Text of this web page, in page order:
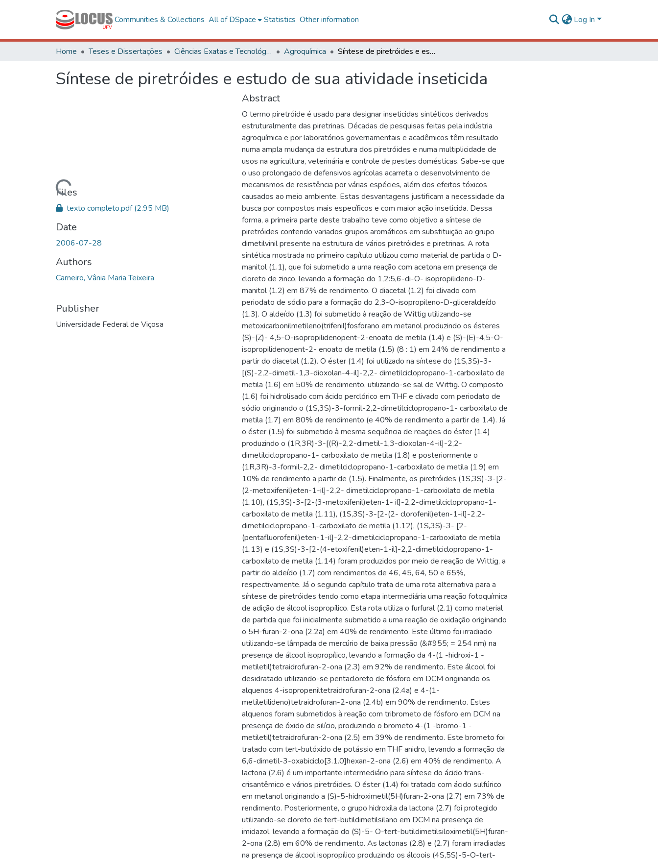
Communities & Collections All of DSpace Statistics Other information Log In
Home Teses e Dissertações Ciências Exatas e Tecnológicas Agroquímica Síntese de piretróides e estudo de sua atividade inseticida
Síntese de piretróides e estudo de sua atividade inseticida
Loading...
Files
texto completo.pdf(2.95 MB)
Date
2006-07-28
Authors
Carneiro, Vânia Maria Teixeira
Publisher
Universidade Federal de Viçosa
Abstract
O termo piretróide é usado para designar inseticidas sintéticos derivados
estruturalmente das piretrinas. Décadas de pesquisas feitas pela indústria
agroquímica e por laboratórios governamentais e acadêmicos têm resultado
numa ampla mudança da estrutura dos piretróides e numa multiplicidade de
usos na agricultura, veterinária e controle de pestes domésticas. Sabe-se que
o uso prolongado de defensivos agrícolas acarreta o desenvolvimento de
mecanismos de resistência por várias espécies, além dos efeitos tóxicos
causados ao meio ambiente. Estas desvantagens justificam a necessidade da
busca por compostos mais específicos e com maior ação inseticida. Dessa
forma, a primeira parte deste trabalho teve como objetivo a síntese de
piretróides contendo variados grupos aromáticos em substituição ao grupo
dimetilvinil presente na estrutura de vários piretróides e piretrinas. A rota
sintética mostrada no primeiro capítulo utilizou como material de partida o D-
manitol (1.1), que foi submetido a uma reação com acetona em presença de
cloreto de zinco, levando a formação do 1,2:5,6-di-O- isopropilideno-D-
manitol (1.2) em 87% de rendimento. O diacetal (1.2) foi clivado com
periodato de sódio para a formação do 2,3-O-isopropileno-D-gliceraldeído
(1.3). O aldeído (1.3) foi submetido à reação de Wittig utilizando-se
metoxicarbonilmetileno(trifenil)fosforano em metanol produzindo os ésteres
(S)-(Z)- 4,5-O-isopropilidenopent-2-enoato de metila (1.4) e (S)-(E)-4,5-O-
isopropilidenopent-2- enoato de metila (1.5) (8 : 1) em 24% de rendimento a
partir do diacetal (1.2). O éster (1.4) foi utilizado na síntese do (1S,3S)-3-
[(S)-2,2-dimetil-1,3-dioxolan-4-il]-2,2- dimetilciclopropano-1-carboxilato de
metila (1.6) em 50% de rendimento, utilizando-se sal de Wittig. O composto
(1.6) foi hidrolisado com ácido perclórico em THF e clivado com periodato de
sódio originando o (1S,3S)-3-formil-2,2-dimetilciclopropano-1- carboxilato de
metila (1.7) em 80% de rendimento (e 40% de rendimento a partir de 1.4). Já
o éster (1.5) foi submetido à mesma seqüência de reações do éster (1.4)
produzindo o (1R,3R)-3-[(R)-2,2-dimetil-1,3-dioxolan-4-il]-2,2-
dimetilciclopropano-1- carboxilato de metila (1.8) e posteriormente o
(1R,3R)-3-formil-2,2- dimetilciclopropano-1-carboxilato de metila (1.9) em
10% de rendimento a partir de (1.5). Finalmente, os piretróides (1S,3S)-3-[2-
(2-metoxifenil)eten-1-il]-2,2- dimetilciclopropano-1-carboxilato de metila
(1.10), (1S,3S)-3-[2-(3-metoxifenil)eten-1- il]-2,2-dimetilciclopropano-1-
carboxilato de metila (1.11), (1S,3S)-3-[2-(2- clorofenil)eten-1-il]-2,2-
dimetilciclopropano-1-carboxilato de metila (1.12), (1S,3S)-3- [2-
(pentafluorofenil)eten-1-il]-2,2-dimetilciclopropano-1-carboxilato de metila
(1.13) e (1S,3S)-3-[2-(4-etoxifenil)eten-1-il]-2,2-dimetilciclopropano-1-
carboxilato de metila (1.14) foram produzidos por meio de reação de Wittig, a
partir do aldeído (1.7) com rendimentos de 46, 45, 64, 50 e 65%,
respectivamente. Já o segundo capítulo trata de uma rota alternativa para a
síntese de piretróides tendo como etapa intermediária uma reação fotoquímica
de adição de álcool isopropílico. Esta rota utiliza o furfural (2.1) como material
de partida que foi inicialmente submetido a uma reação de oxidação originando
o 5H-furan-2-ona (2.2a) em 40% de rendimento. Este último foi irradiado
utilizando-se lâmpada de mercúrio de baixa pressão (&#955; = 254 nm) na
presença de álcool isopropílico, levando a formação da 4-(1 -hidroxi-1 -
metiletil)tetraidrofuran-2-ona (2.3) em 92% de rendimento. Este álcool foi
desidratado utilizando-se pentacloreto de fósforo em DCM originando os
alquenos 4-isopropeniltetraidrofuran-2-ona (2.4a) e 4-(1-
metiletilideno)tetraidrofuran-2-ona (2.4b) em 90% de rendimento. Estes
alquenos foram submetidos à reação com tribrometo de fósforo em DCM na
presença de óxido de silício, produzindo o brometo 4-(1 -bromo-1 -
metiletil)tetraidrofuran-2-ona (2.5) em 39% de rendimento. Este brometo foi
tratado com tert-butóxido de potássio em THF anidro, levando a formação da
6,6-dimetil-3-oxabiciclo[3.1.0]hexan-2-ona (2.6) em 40% de rendimento. A
lactona (2.6) é um importante intermediário para síntese do ácido trans-
crisantêmico e vários piretróides. O éster (1.4) foi tratado com ácido sulfúrico
em metanol originando a (S)-5-hidroximetil(5H)furan-2-ona (2.7) em 73% de
rendimento. Posteriormente, o grupo hidroxila da lactona (2.7) foi protegido
utilizando-se cloreto de tert-butildimetilsilano em DCM na presença de
imidazol, levando a formação do (S)-5- O-tert-butildimetilsiloximetil(5H)furan-
2-ona (2.8) em 60% de rendimento. As lactonas (2.8) e (2.7) foram irradiadas
na presença de álcool isopropílico produzindo os álcoois (4S,5S)-5-O-tert-